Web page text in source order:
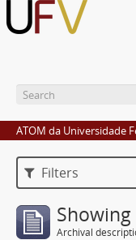
ATOM da Universidade
Filters
Archival